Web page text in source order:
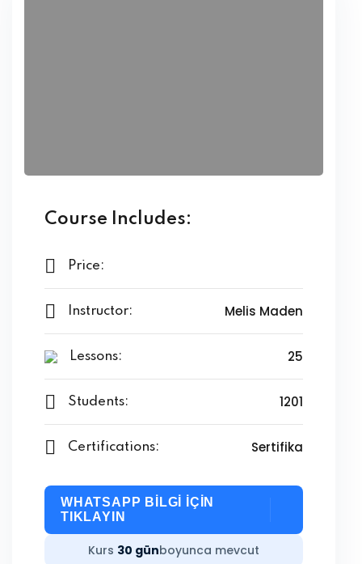
Course Includes:
Price:
Instructor: Melis Maden
Lessons: 25
Students: 1201
Certifications: Sertifika
WHATSAPP BİLGİ İÇİN
TIKLAYIN
Kurs 30 günboyunca mevcut